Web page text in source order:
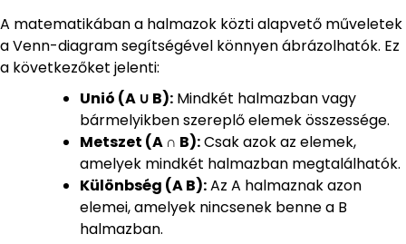
A matematikában a halmazok közti alapvető műveletek
a Venn-diagram segítségével könnyen ábrázolhatók. Ez
a következőket jelenti:
Unió (A ∪ B): Mindkét halmazban vagy
bármelyikben szereplő elemek összessége.
Metszet (A ∩ B):Csak azok az elemek,
amelyek mindkét halmazban megtalálhatók.
Különbség (A B):Az A halmaznak azon
elemei, amelyek nincsenek benne a B
halmazban.